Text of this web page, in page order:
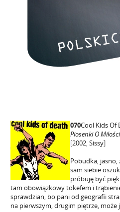
070Cool Kids Of
Piosenki O Miłości
[2002, Sissy]
Pobudka, jasno,
sam siebie
próbuję być
tam obowiązkowy tokefem i
sprawdzian, bo pani od geografii
na pierwszym, drugim piętrze, może